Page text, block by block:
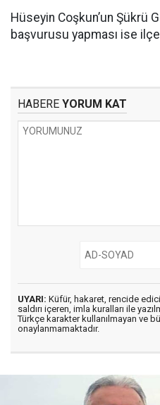
Hüseyin Coşkun’un Şükrü
başvurusu yapması ise
HABERE YORUM KAT
UYARI: Küfür, hakaret, rencide
saldırı içeren, imla kuralları ile
Türkçe karakter kullanılmayan ve
onaylanmamaktadır.